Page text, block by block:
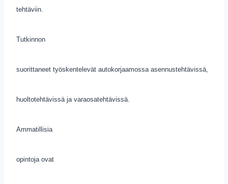
tehtäviin.
Tutkinnon
suorittaneet työskentelevät autokorjaamossa asennustehtävissä,
huoltotehtävissä ja varaosatehtävissä.
Ammatillisia
opintoja ovat